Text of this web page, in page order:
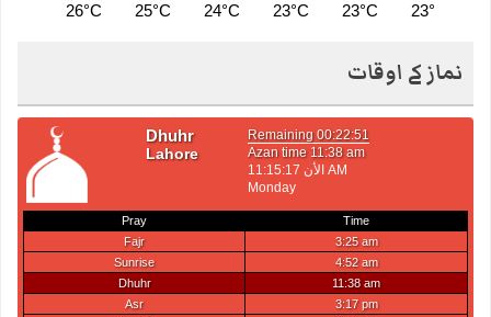
26°C 25°C 24°C 23°C 23°C 23°C
نماز کے اوقات